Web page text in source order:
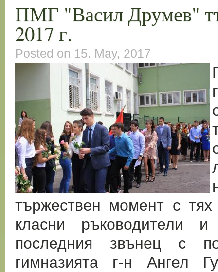
ПМГ "Васил Друмев"
2017 г.
Posted on 15. May, 2017
тържествен момент с тях
класни ръководители и
последния звънец с
гимназията г-н Ангел